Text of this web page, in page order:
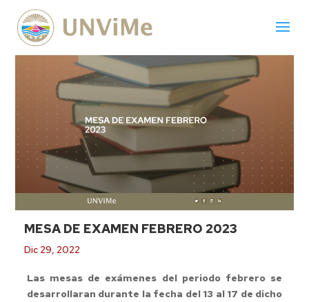
MESA DE EXAMEN FEBRERO 2023
Dic 29, 2022
Las mesas de exámenes del periodo febrero se
desarrollaran durante la fecha del 13 al 17 de dicho